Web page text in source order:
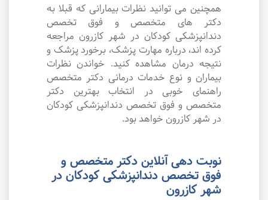
همچنین می توانید نظرات بیمارانی که قبلا به
دکتر های متخصص و فوق تخصص
دندانپزشکی کودکان در شهر کازرون مراجعه
کرده اند، درباره مهارت پزشک، برخورد پزشک و
نتیجه درمان مشاهده کنید. خواندن نظرات
بیماران و نوع خدمات درمانی دکتر متخصص
راهنمای خوبی در انتخاب بهترین دکتر
متخصص و فوق تخصص دندانپزشکی کودکان
در شهر کازرون خواهد بود.
نوبت دهی آنلاین دکتر متخصص و
فوق تخصص دندانپزشکی کودکان در
شهر کازرون